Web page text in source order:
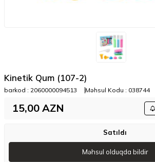
Kinetik Qum (107-2)
barkod : 2060000094513 Məhsul Kodu : 038744
15,00 AZN
Satıldı
Məhsul olduqda bildir